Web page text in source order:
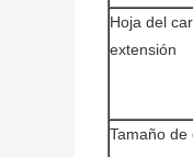
Hoja del
extensión
Tamaño de